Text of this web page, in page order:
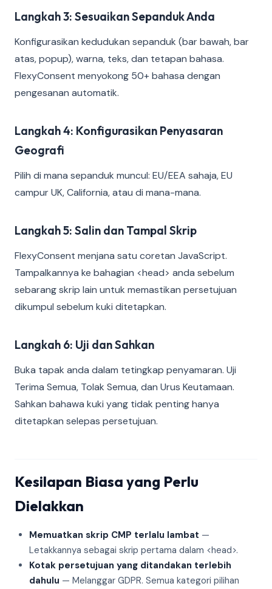
Langkah 3: Sesuaikan Sepanduk Anda
Konfigurasikan kedudukan sepanduk (bar bawah, bar
atas, popup), warna, teks, dan tetapan bahasa.
FlexyConsent menyokong 50+ bahasa dengan
pengesanan automatik.
Langkah 4: Konfigurasikan Penyasaran
Geografi
Pilih di mana sepanduk muncul: EU/EEA sahaja, EU
campur UK, California, atau di mana-mana.
Langkah 5: Salin dan Tampal Skrip
FlexyConsent menjana satu coretan JavaScript.
Tampalkannya ke bahagian <head> anda sebelum
sebarang skrip lain untuk memastikan persetujuan
dikumpul sebelum kuki ditetapkan.
Langkah 6: Uji dan Sahkan
Buka tapak anda dalam tetingkap penyamaran. Uji
Terima Semua, Tolak Semua, dan Urus Keutamaan.
Sahkan bahawa kuki yang tidak penting hanya
ditetapkan selepas persetujuan.
Kesilapan Biasa yang Perlu
Dielakkan
Memuatkan skrip CMP terlalu lambat —
Letakkannya sebagai skrip pertama dalam <head>.
Kotak persetujuan yang ditandakan terlebih
dahulu — Melanggar GDPR. Semua kategori pilihan